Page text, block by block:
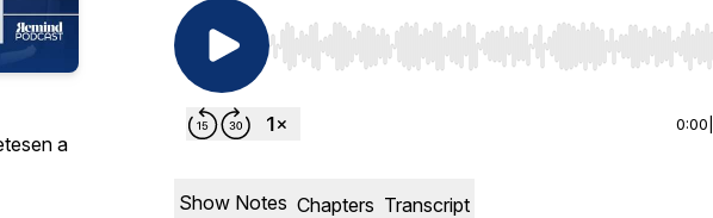
a
Use Left/Right to seek, Home/End to jump to start
0:00
Show Notes Chapters Transcript